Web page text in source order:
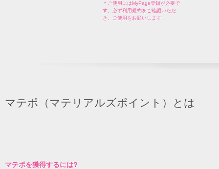
＊ご使用にはMyPage登録が必要で
す。必ず利用規約をご確認いただ
き、ご使用をお願いします
マテポ（マテリアルズポイント）とは
マテポを獲得するには?